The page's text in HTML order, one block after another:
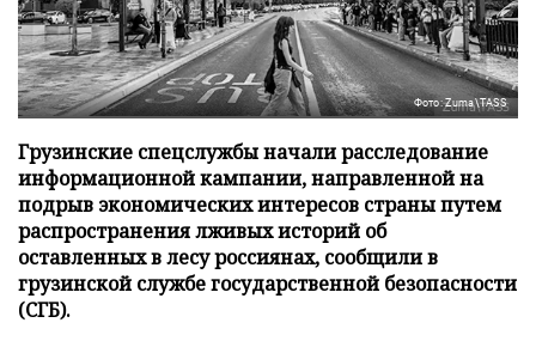
Фото: Zuma\TASS
Грузинские спецслужбы начали расследование
информационной кампании, направленной на
подрыв экономических интересов страны путем
распространения лживых историй об
оставленных в лесу россиянах, сообщили в
грузинской службе государственной безопасности
(СГБ).